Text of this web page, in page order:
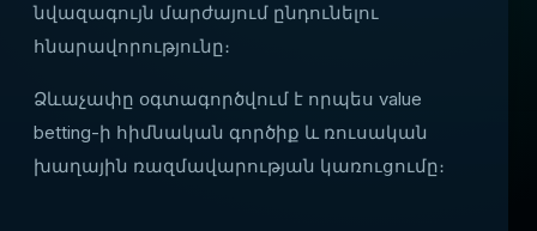
նվազագույն մարժայում ընդունելու
հնարավորությունը։
Ձևաչափը օգտագործվում է որպես value
betting-ի հիմնական գործիք և ռուսական
խաղային ռազմավարության կառուցումը։